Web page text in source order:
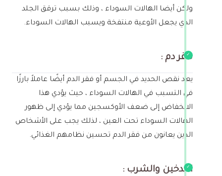
ولكن أيضا الهالات السوداء ، وذلك بسبب ترقق الجلد
الذي يجعل الأوعية منتفخة ويسبب الهالات السوداء.
فقر دم :
يعد نقص الحديد في الجسم أو فقر الدم أيضًا عاملاً بارزًا
في التسبب في الهالات السوداء ، حيث يؤدي هذا
الانخفاض إلى ضعف الأوكسجين مما يؤدي إلى ظهور
الهالات السوداء تحت العين ، لذلك يجب على الأشخاص
الذين يعانون من فقر الدم تحسين نظامهم الغذائي.
التدخين والشرب :